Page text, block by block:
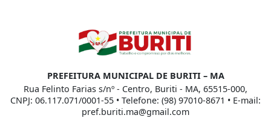
PREFEITURA MUNICIPAL DE BURITI – MA
Rua Felinto Farias s/nº - Centro, Buriti - MA, 65515-000,
CNPJ: 06.117.071/0001-55 • Telefone: (98) 97010-8671 • E-mail:
pref.buriti.ma@gmail.com